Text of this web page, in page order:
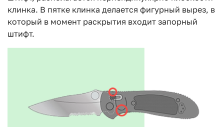
клинка. В пятке клинка делается фигурный вырез, в
который в момент раскрытия входит запорный
штифт.